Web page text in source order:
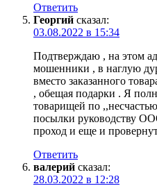
Ответить
Георгий сказал:
03.08.2022 в 15:34
Подтверждаю , на этом
мошенники , в наглую
вместо заказанного
, обещая подарки . Я
товарищей по
посылки руководству
проход и еще и
Ответить
валерий сказал:
28.03.2022 в 12:28